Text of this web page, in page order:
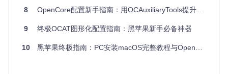
配最优"药方"（EFI文件）。这种闭环系统确保了从检测到配置
的全流程自动化。
    A[硬件扫描] --> B[兼容性分析]
8 OpenCore配置新手指南：用OCAuxiliaryTools提升黑苹果EFI制作效率
9 终极OCAT图形化配置指南：黑苹果新手必备神器
10 黑苹果终极指南：PC安装macOS完整教程与OpenCore配置详解